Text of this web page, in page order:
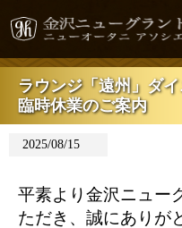
ラウンジ「遠州」ダイ
臨時休業のご案内
2025/08/15
平素より金沢ニュー
ただき、 誠にありが